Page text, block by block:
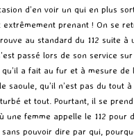
d’en voir un qui en plus
extrêmement prenant ! On se
au standard du 112 suite à
passé lors de son service
a fait au fur et à mesure de
saoule, qu’il n’est pas du tout à
et tout. Pourtant, il se
une femme appelle le 112 pour
pouvoir dire par qui,